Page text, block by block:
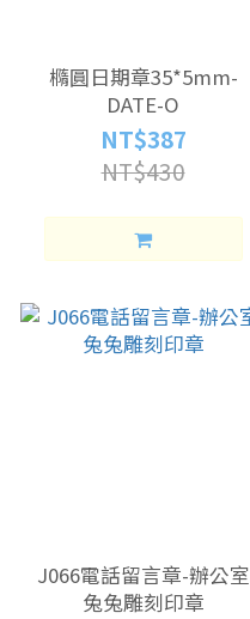
橢圓日期章35*5mm-
DATE-O
NT$387
NT$430
J066電話留言章-辦公室
兔兔雕刻印章